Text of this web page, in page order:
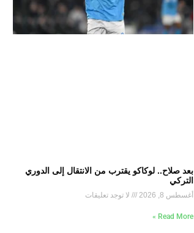
بعد صلاح.. لوكاكو يقترب من الانتقال إلى الدوري
التركي
أغسطس 8, 2026 لا توجد تعليقات
Read More »